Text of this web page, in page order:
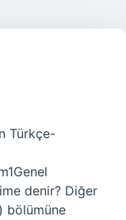
Türkçe-
denir? Diğer
bölümüne